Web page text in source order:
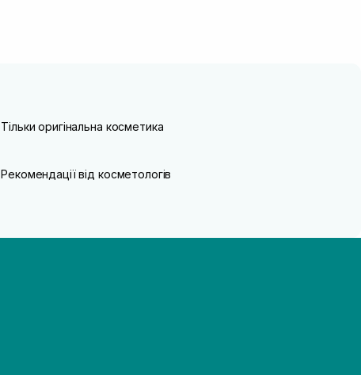
Тільки оригінальна косметика
Рекомендації від косметологів